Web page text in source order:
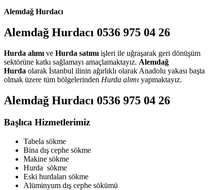
Alemdağ Hurdacı
Alemdağ Hurdacı 0536 975 04 26
Hurda alımı ve Hurda satımı işleri ile uğraşarak geri dönüşüm
sektörüne katkı sağlamayı amaçlamaktayız. Alemdağ
Hurda olarak İstanbul ilinin ağırlıklı olarak Anadolu yakası başta
olmak üzere tüm bölgelerinden Hurda alımı yapmaktayız.
Alemdağ Hurdacı 0536 975 04 26
Başlıca Hizmetlerimiz
Tabela sökme
Bina dış cephe sökme
Makine sökme
Hurda sökme
Eski hurdaları sökme
Alüminyum dış cephe sökümü